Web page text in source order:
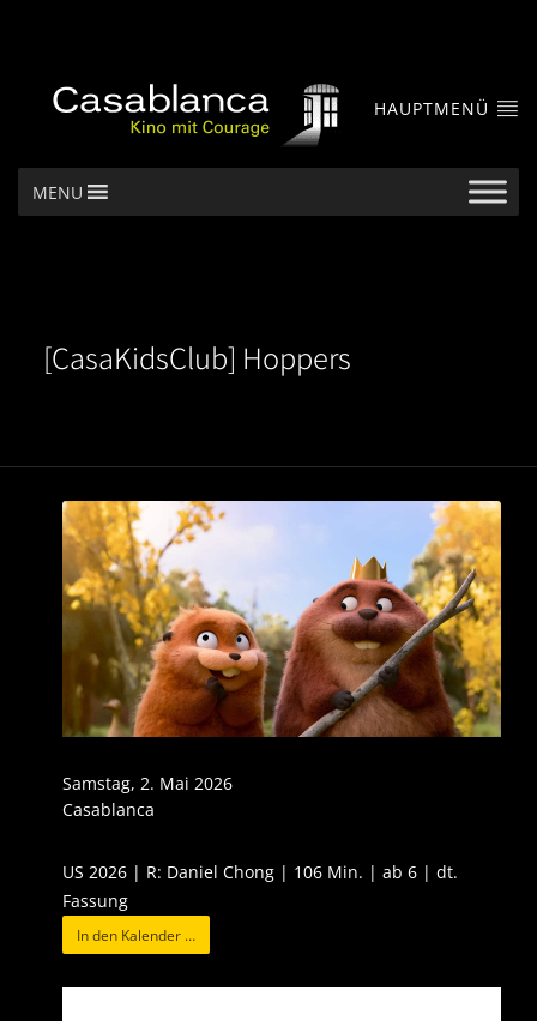
HAUPTMENÜ
MENU
[CasaKidsClub] Hoppers
Samstag, 2. Mai 2026
Casablanca
US 2026 | R: Daniel Chong | 106 Min. | ab 6 | dt.
Fassung
In den Kalender …